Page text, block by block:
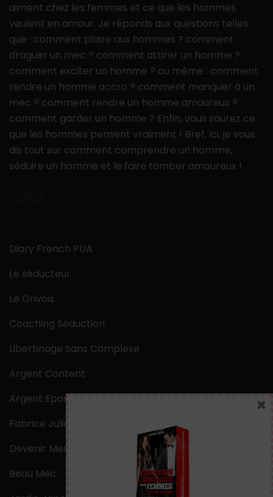
aiment chez les femmes et ce que les hommes
veulent en amour. Je réponds aux questions telles
que : comment plaire aux hommes ? comment
draguer un mec ? comment attirer un homme ?
comment exciter un homme ? ou même : comment
rendre un homme accro ? comment manquer à un
mec ? comment rendre un homme amoureux ?
comment garder un homme ? Enfin, vous saurez ce
que les hommes pensent vraiment ! Bref, ici, je vous
dis tout sur comment comprendre un homme,
séduire un homme et le faire tomber amoureux !
Diary French PUA
Le séducteur
Le Grivois
Coaching Séduction
Libertinage Sans Complexe
Argent Content
Argent Epargne
Fabrice Julien
Devenir Mentaliste
Beau Mec
×